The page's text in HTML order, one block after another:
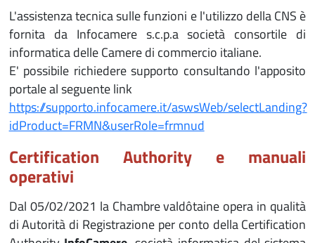
L'assistenza tecnica sulle funzioni e l'utilizzo della CNS è
fornita da Infocamere s.c.p.a società consortile di
informatica delle Camere di commercio italiane.
E' possibile richiedere supporto consultando l'apposito
portale al seguente link
https://supporto.infocamere.it/aswsWeb/selectLanding?
idProduct=FRMN&userRole=frmnud
Certification Authority e manuali
operativi
Dal 05/02/2021 la Chambre valdôtaine opera in qualità
di Autorità di Registrazione per conto della Certification